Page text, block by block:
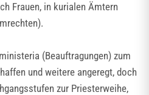
Frauen, in kurialen Ämtern
(Beauftragungen) zum
und weitere angeregt, doch
zur Priesterweihe,